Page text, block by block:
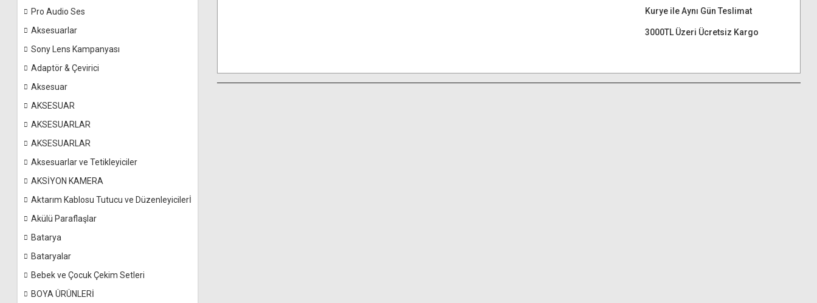
Pro Audio Ses
Aksesuarlar
Sony Lens Kampanyası
Adaptör & Çevirici
Aksesuar
AKSESUAR
AKSESUARLAR
AKSESUARLAR
Aksesuarlar ve Tetikleyiciler
AKSİYON KAMERA
Aktarım Kablosu Tutucu ve Düzenleyicilerİ
Akülü Paraflaşlar
Batarya
Bataryalar
Bebek ve Çocuk Çekim Setleri
BOYA ÜRÜNLERİ
Kurye ile Aynı Gün Teslimat
3000TL Üzeri Ücretsiz Kargo